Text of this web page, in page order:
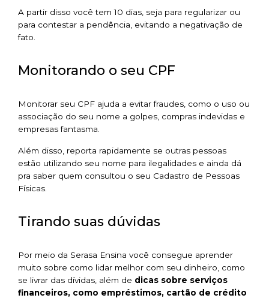
A partir disso você tem 10 dias, seja para regularizar ou
para contestar a pendência, evitando a negativação de
fato.
Monitorando o seu CPF
Monitorar seu CPF ajuda a evitar fraudes, como o uso ou
associação do seu nome a golpes, compras indevidas e
empresas fantasma.
Além disso, reporta rapidamente se outras pessoas
estão utilizando seu nome para ilegalidades e ainda dá
pra saber quem consultou o seu Cadastro de Pessoas
Físicas.
Tirando suas dúvidas
Por meio da Serasa Ensina você consegue aprender
muito sobre como lidar melhor com seu dinheiro, como
se livrar das dívidas, além de dicas sobre serviços
financeiros, como empréstimos, cartão de crédito